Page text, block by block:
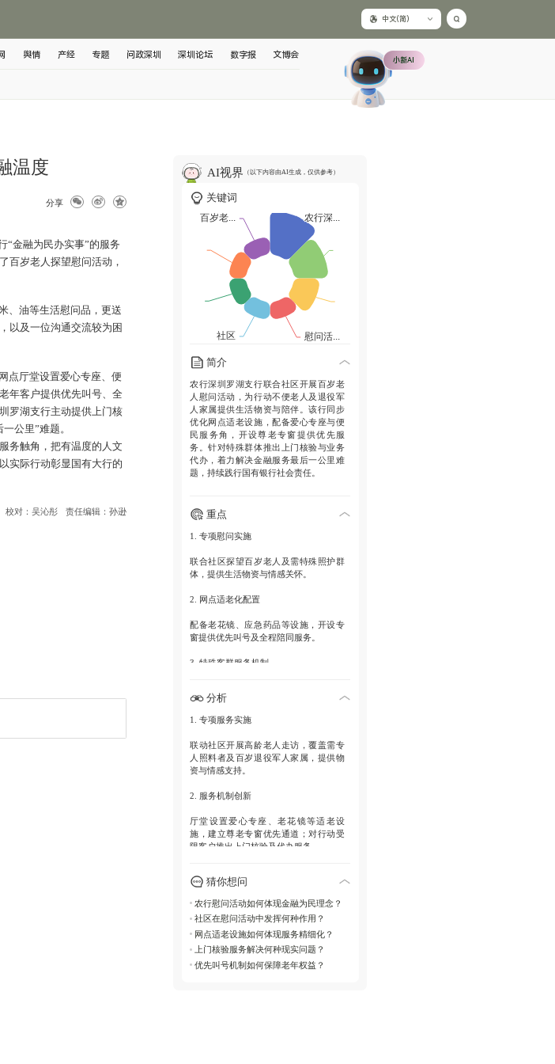
中文(简)
舆情 产经 专题 问政深圳 深圳论坛 数字报 文博会 小新AI
温度
分享
“金融为民办实事”的服务
百岁老人探望慰问活动，
、油等生活慰问品，更送
以及一位沟通交流较为困
点厅堂设置爱心专座、便
年客户提供优先叫号、全
罗湖支行主动提供上门核
公里”难题。
务触角，把有温度的人文
实际行动彰显国有大行的
校对：吴沁彤
责任编辑：孙逊
AI视界 （以下内容由AI生成，仅供参考）
关键词
简介
农行深圳罗湖支行联合社区开展百岁老
人慰问活动，为行动不便老人及退役军
人家属提供生活物资与陪伴。该行同步
优化网点适老设施，配备爱心专座与便
民服务角，开设尊老专窗提供优先服
务。针对特殊群体推出上门核验与业务
代办，着力解决金融服务最后一公里难
题，持续践行国有银行社会责任。
重点
1. 专项慰问实施
联合社区探望百岁老人及需特殊照护群
体，提供生活物资与情感关怀。
2. 网点适老化配置
配备老花镜、应急药品等设施，开设专
窗提供优先叫号及全程陪同服务。
3. 特殊客群服务机制
代办通道，解决金融服务最后一公里难
分析
1. 专项服务实施
联动社区开展高龄老人走访，覆盖需专
人照料者及百岁退役军人家属，提供物
资与情感支持。
2. 服务机制创新
厅堂设置爱心专座、老花镜等适老设
施，建立尊老专窗优先通道；对行动受
限客户推出上门核验及代办服务。
延伸为人文关怀，持续完善老年客群服
务矩阵。
猜你想问
农行慰问活动如何体现金融为民理念？
社区在慰问活动中发挥何种作用？
网点适老设施如何体现服务精细化？
上门核验服务解决何种现实问题？
优先叫号机制如何保障老年权益？